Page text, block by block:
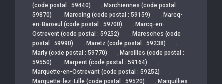
(code postal : 59440)
, Marchiennes (code postal :
59870)
, Marcoing (code postal : 59159) , Marcq-
en-Baroeul (code postal : 59700)
, Marcq-en-
Ostrevent (code postal : 59252)
, Maresches (code
postal : 59990)
, Maretz (code postal : 59238) ,
Marly (code postal : 59770) , Maroilles (code postal :
59550)
, Marpent (code postal : 59164) ,
Marquette-en-Ostrevant (code postal : 59252) ,
Marquette-lez-Lille (code postal : 59520) , Marquillies